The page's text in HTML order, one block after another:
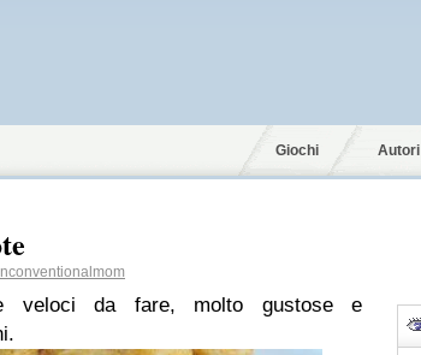
Giochi Autori
veloci da fare, molto gustose e